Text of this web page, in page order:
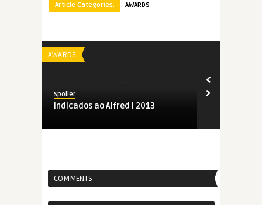
Article Categories:
AWARDS
AWARDS
Spoiler
Indicados ao Alfred | 2013
COMMENTS